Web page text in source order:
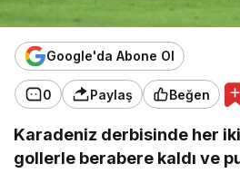
Google'da Abone Ol
0 Paylaş Beğen
Karadeniz derbisinde her iki
gollerle berabere kaldı ve